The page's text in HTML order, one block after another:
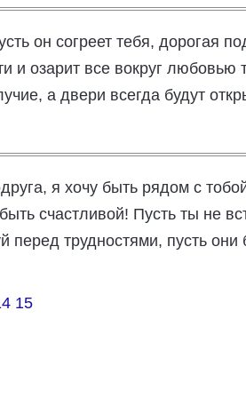
он согреет тебя, дорогая
и озарит все вокруг любовью
а двери всегда будут
я хочу быть рядом с
счастливой! Пусть ты не
трудностями, пусть они
15